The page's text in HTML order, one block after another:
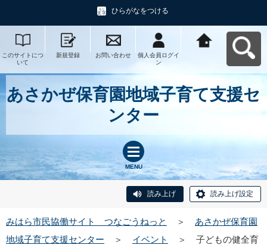
ひらがなをつける
このサイトにつ
いて
新規登録 お問い合わせ
個人会員ログイ
ン
あさかぜ保育園地域子育て支援セ
ンター
MENU
読み上げ 読み上げ設定
みはら市民協働サイト つなごうねっと ＞
あさかぜ保育園
地域子育て支援センター
＞ イベント ＞
子どもの健全育